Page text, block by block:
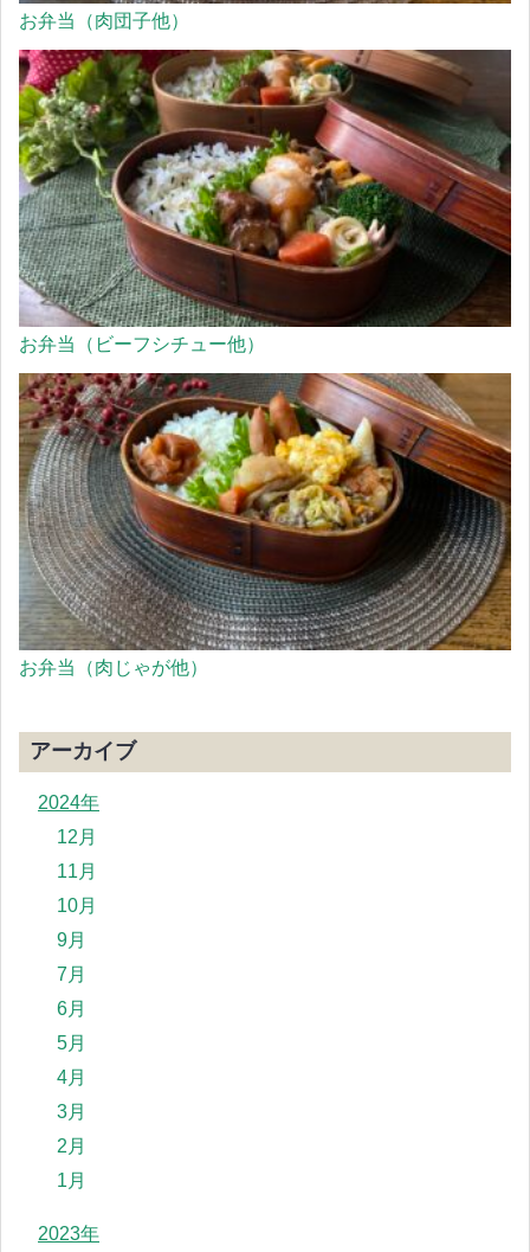
お弁当（肉団子他）
お弁当（ビーフシチュー他）
お弁当（肉じゃが他）
アーカイブ
2024年
12月
11月
10月
9月
7月
6月
5月
4月
3月
2月
1月
2023年